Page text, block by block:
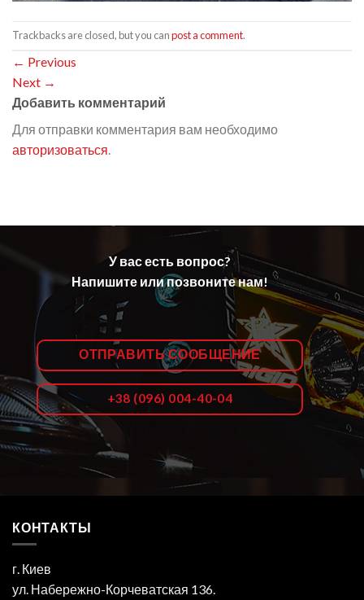
Trackbacks are closed, but you canpost a comment.
← Previous
Next →
Добавить комментарий
Для отправки комментария вам необходимо
авторизоваться.
У вас есть вопрос?
Напишите или позвоните нам!
ОТПРАВИТЬ СООБЩЕНИЕ
+38 (096) 004-40-04
КОНТАКТЫ
г. Киев
ул. Набережно-Корчеватская 136.